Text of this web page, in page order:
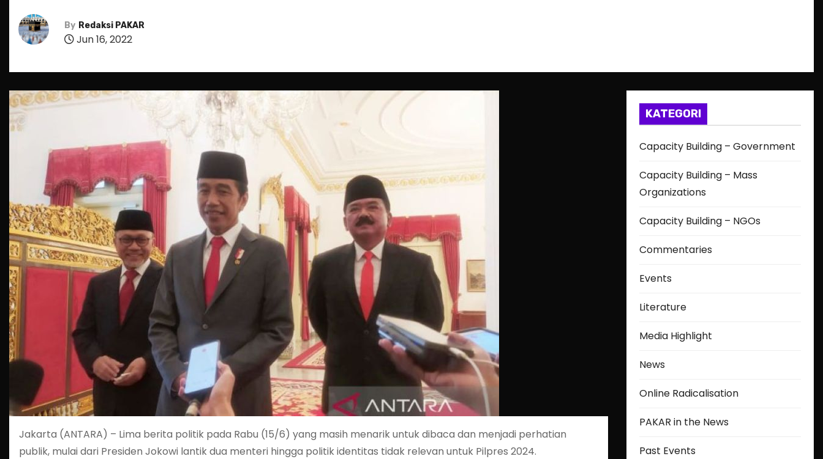
By Redaksi PAKAR
Jun 16, 2022
Jakarta (ANTARA) – Lima berita politik pada Rabu (15/6) yang masih menarik untuk dibaca dan menjadi perhatian
publik, mulai dari Presiden Jokowi lantik dua menteri hingga politik identitas tidak relevan untuk Pilpres 2024.
KATEGORI
Capacity Building – Government
Capacity Building – Mass
Organizations
Capacity Building – NGOs
Commentaries
Events
Literature
Media Highlight
News
Online Radicalisation
PAKAR in the News
Past Events